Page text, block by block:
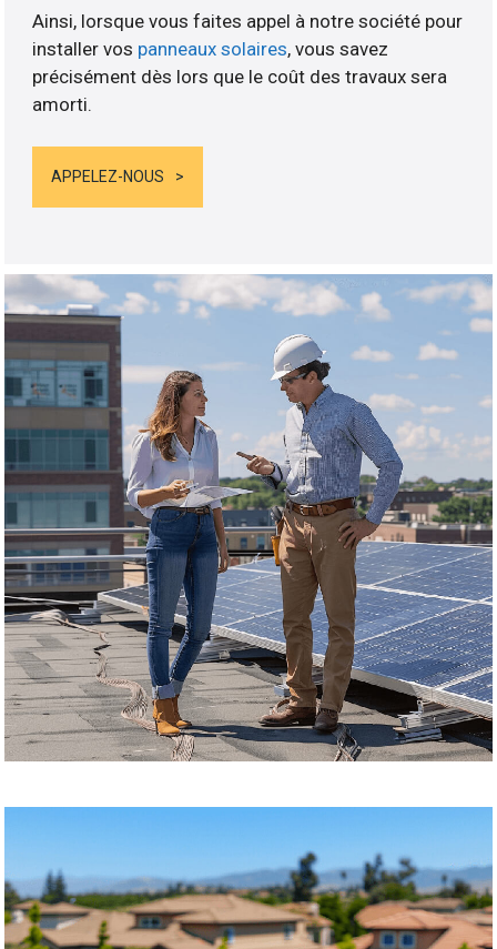
Ainsi, lorsque vous faites appel à notre société pour
installer vos panneaux solaires, vous savez
précisément dès lors que le coût des travaux sera
amorti.
APPELEZ-NOUS